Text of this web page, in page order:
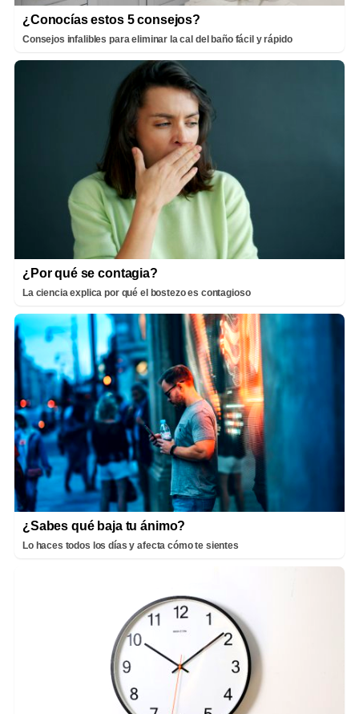
¿Conocías estos 5 consejos?
Consejos infalibles para eliminar la cal del baño fácil y rápido
¿Por qué se contagia?
La ciencia explica por qué el bostezo es contagioso
¿Sabes qué baja tu ánimo?
Lo haces todos los días y afecta cómo te sientes